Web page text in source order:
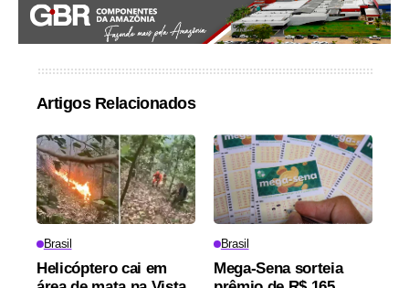
Artigos Relacionados
Brasil
Helicóptero cai em
Brasil
Mega-Sena sorteia